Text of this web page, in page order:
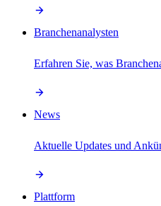
Branchenanalysten
Erfahren Sie, was
News
Aktuelle Updates und
Plattform